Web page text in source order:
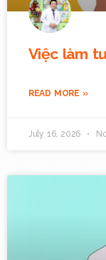
Việc làm
READ MORE »
July 16, 2026